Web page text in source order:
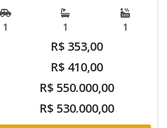
1 1 1
R$ 353,00
R$ 410,00
R$ 550.000,00
R$ 530.000,00